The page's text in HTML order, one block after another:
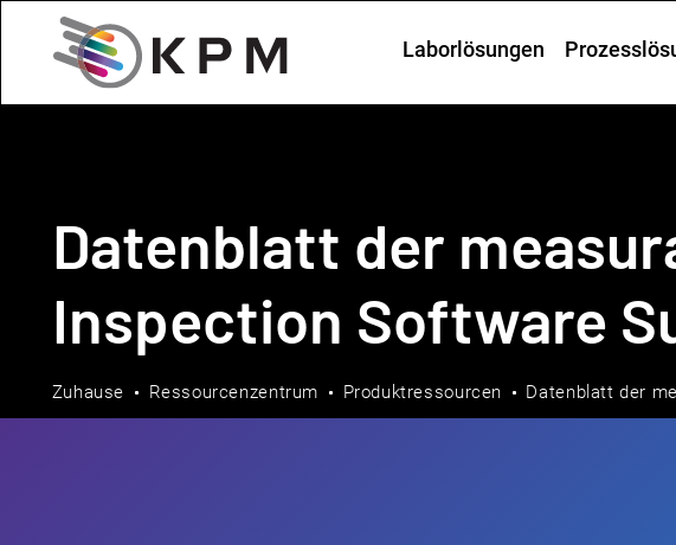
Laborlösungen
Datenblatt der
Inspection Software
Zuhause Ressourcenzentrum Produktressourcen Datenblatt der